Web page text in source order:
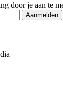
door je aan te
Aanmelden